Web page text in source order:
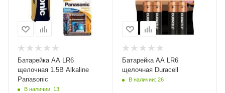
Батарейка АА LR6
щелочная 1.5B Alkaline
Panasonic
В наличии: 13
Батарейка АА LR6
щелочная Duracell
В наличии: 26